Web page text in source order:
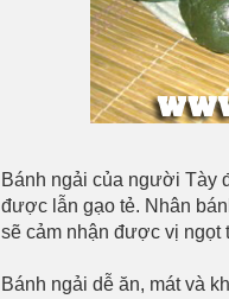
Bánh ngải của người Tày
được lẫn gạo tẻ. Nhân
sẽ cảm nhận được vị ngọt
Bánh ngải dễ ăn, mát và